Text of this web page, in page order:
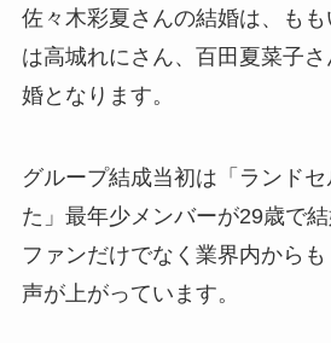
佐々木彩夏さんの結婚は、も
は高城れにさん、百田夏菜子
婚となります。
グループ結成当初は「ランド
た」最年少メンバーが29歳で結
ファンだけでなく業界内から
声が上がっています。